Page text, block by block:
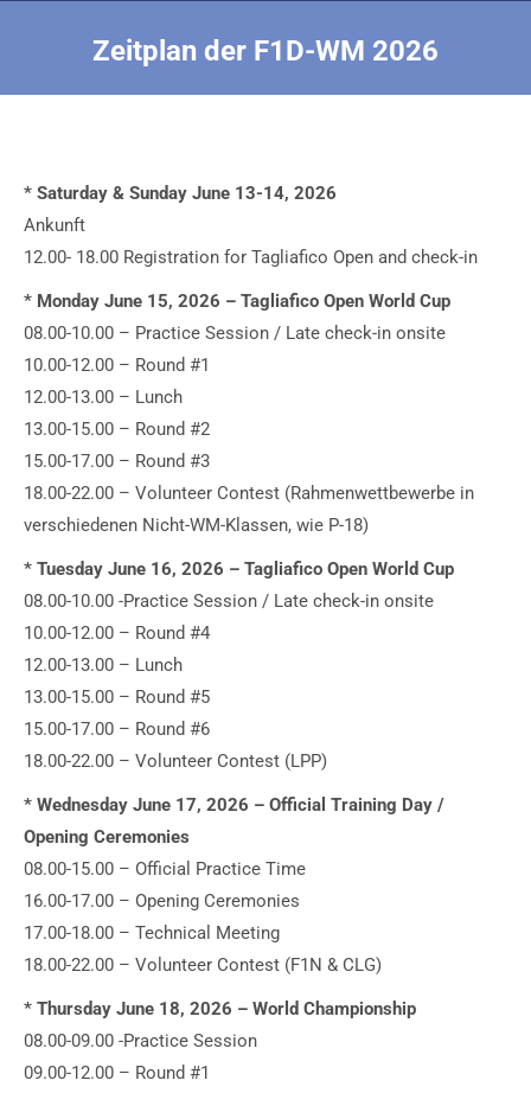
Zeitplan der F1D-WM 2026
* Saturday & Sunday June 13-14, 2026
Ankunft
12.00- 18.00 Registration for Tagliafico Open and check-in
* Monday June 15, 2026 – Tagliafico Open World Cup
08.00-10.00 – Practice Session / Late check-in onsite
10.00-12.00 – Round #1
12.00-13.00 – Lunch
13.00-15.00 – Round #2
15.00-17.00 – Round #3
18.00-22.00 – Volunteer Contest (Rahmenwettbewerbe in
verschiedenen Nicht-WM-Klassen, wie P-18)
* Tuesday June 16, 2026 – Tagliafico Open World Cup
08.00-10.00 -Practice Session / Late check-in onsite
10.00-12.00 – Round #4
12.00-13.00 – Lunch
13.00-15.00 – Round #5
15.00-17.00 – Round #6
18.00-22.00 – Volunteer Contest (LPP)
* Wednesday June 17, 2026 – Official Training Day /
Opening Ceremonies
08.00-15.00 – Official Practice Time
16.00-17.00 – Opening Ceremonies
17.00-18.00 – Technical Meeting
18.00-22.00 – Volunteer Contest (F1N & CLG)
* Thursday June 18, 2026 – World Championship
08.00-09.00 -Practice Session
09.00-12.00 – Round #1